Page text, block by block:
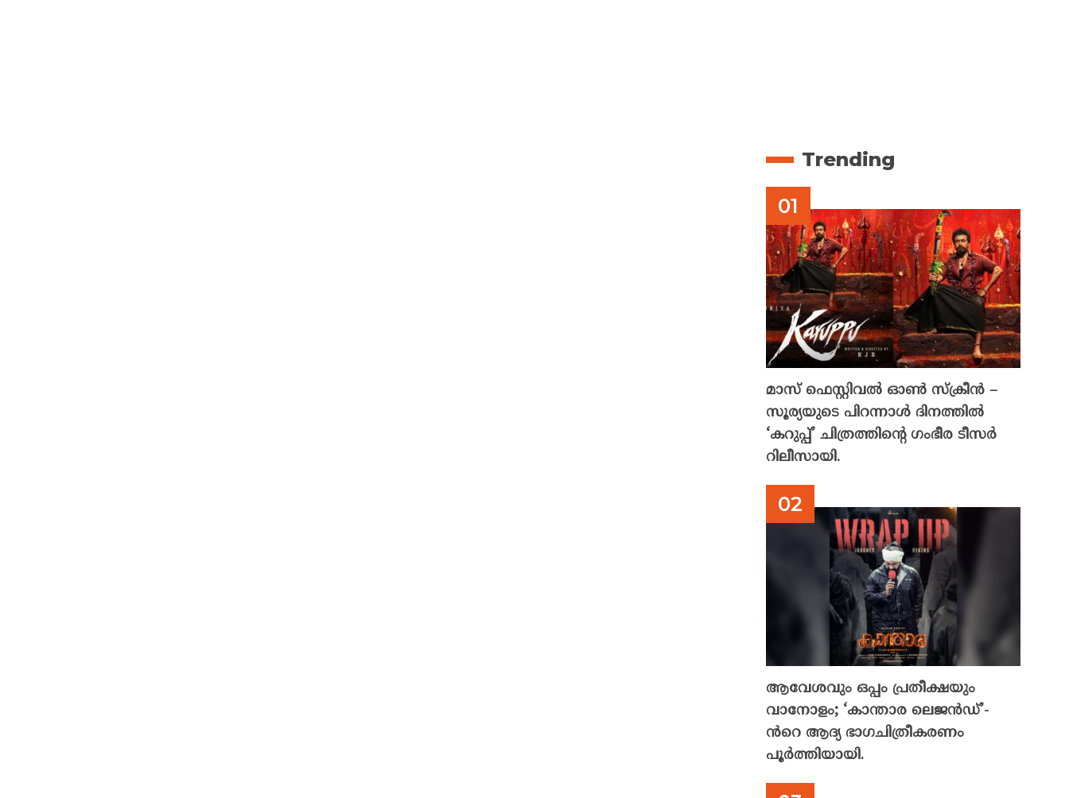
Trending
മാസ് ഫെസ്റ്റിവൽ ഓൺ സ്‌ക്രീൻ –
സൂര്യയുടെ പിറന്നാൾ ദിനത്തിൽ
‘കറുപ്പ്’ ചിത്രത്തിന്റെ ഗംഭീര ടീസർ
റിലീസായി.
ആവേശവും ഒപ്പം പ്രതീക്ഷയും
വാനോളം; ‘കാന്താര ലെജൻഡ്’-
ൻറെ ആദ്യ ഭാഗചിത്രീകരണം
പൂർത്തിയായി.